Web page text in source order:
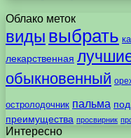
Облако меток
виды выбрать
лекарственная
обыкновенный
остролодочник пальма
преимущества просвирник
Интересно